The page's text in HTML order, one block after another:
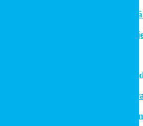
SCVOT2 Vortex för
för högeffektiv distribuerad
– upptäck framtidens